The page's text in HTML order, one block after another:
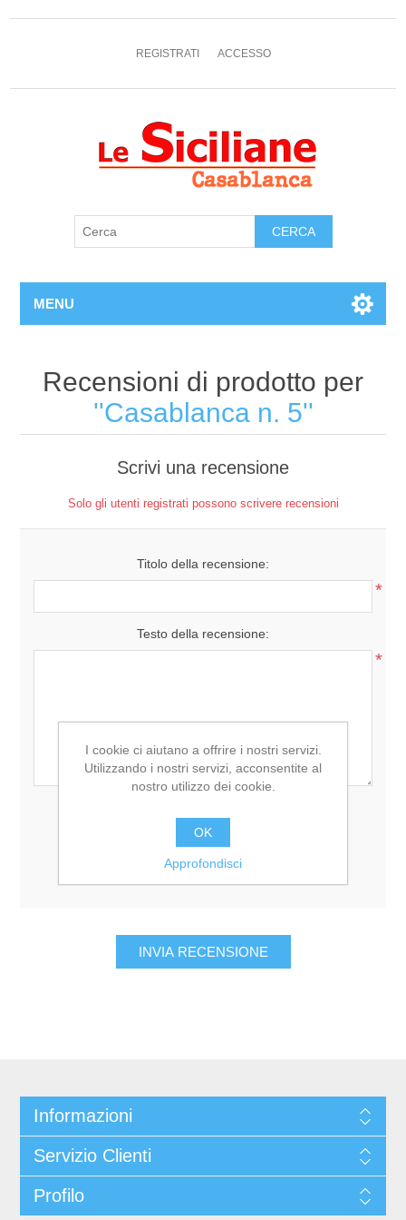
REGISTRATI ACCESSO
MENU
Recensioni di prodotto per
Casablanca n. 5
Scrivi una recensione
Solo gli utenti registrati possono scrivere recensioni
Titolo della recensione:
*
Testo della recensione:
*
Valutazione:
Informazioni
Servizio Clienti
Profilo
I cookie ci aiutano a offrire i nostri servizi.
Utilizzando i nostri servizi, acconsentite al
nostro utilizzo dei cookie.
OK
Approfondisci